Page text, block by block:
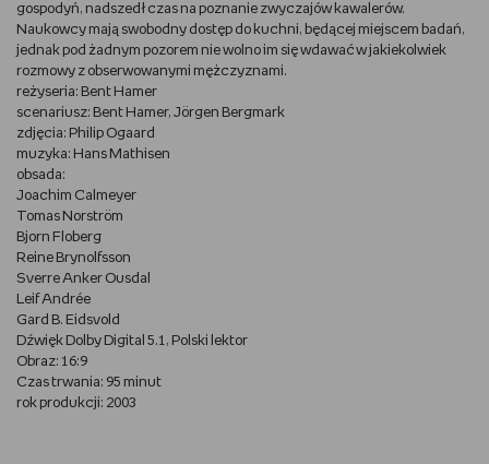
PORADNIKI
WYWIADY
WSZYSTKO O LEGO
REDAKCJA
WYDARZENIA
POD PATRONATEM EMPIKU
gospodyń, nadszedł czas na poznanie zwyczajów kawalerów.
Naukowcy mają swobodny dostęp do kuchni, będącej miejscem badań,
jednak pod żadnym pozorem nie wolno im się wdawać w jakiekolwiek
rozmowy z obserwowanymi mężczyznami.
reżyseria: Bent Hamer
scenariusz: Bent Hamer, Jörgen Bergmark
zdjęcia: Philip Ogaard
muzyka: Hans Mathisen
obsada:
Joachim Calmeyer
Tomas Norström
Bjorn Floberg
Reine Brynolfsson
Sverre Anker Ousdal
Leif Andrée
Gard B. Eidsvold
Dźwięk Dolby Digital 5.1, Polski lektor
Obraz: 16:9
Czas trwania: 95 minut
rok produkcji: 2003